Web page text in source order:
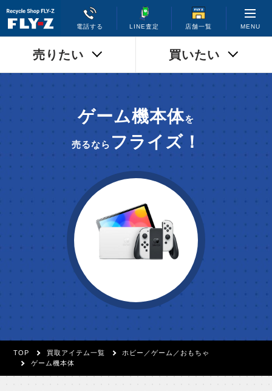
電話する LINE査定 店舗一覧 MENU
売りたい 買いたい
ゲーム機本体を
売るなら フライズ！
TOP 買取アイテム一覧
ホビー／ゲーム／おもちゃ
ゲーム機本体